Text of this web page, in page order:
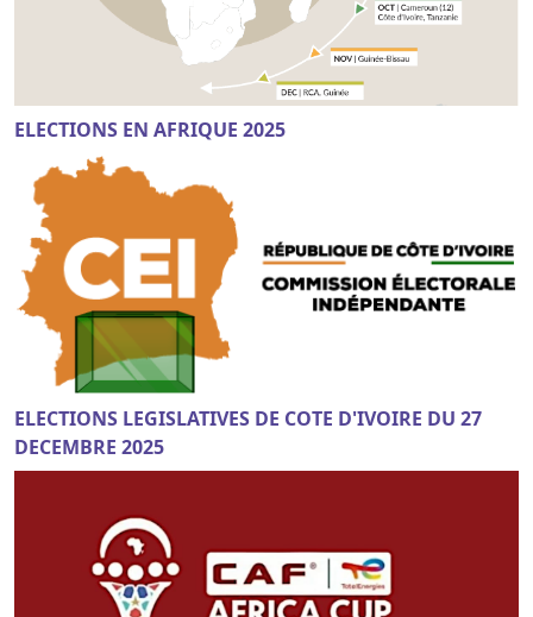
ELECTIONS EN AFRIQUE 2025
ELECTIONS LEGISLATIVES DE COTE D'IVOIRE DU 27
DECEMBRE 2025